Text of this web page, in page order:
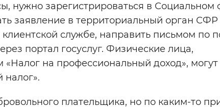
нужно зарегистрироваться в Социальном
заявление в территориальный орган СФР
службе, направить письмом по
портал госуслуг. Физические лица,
на профессиональный доход», могут
плательщика, но по каким-то